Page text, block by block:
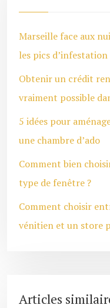
Marseille face aux
les pics
Obtenir un crédit
vraiment possible
5 idées pour
une chambre d’ado
Comment bien
type de fenêtre ?
Comment choisir
vénitien et un store
Articles